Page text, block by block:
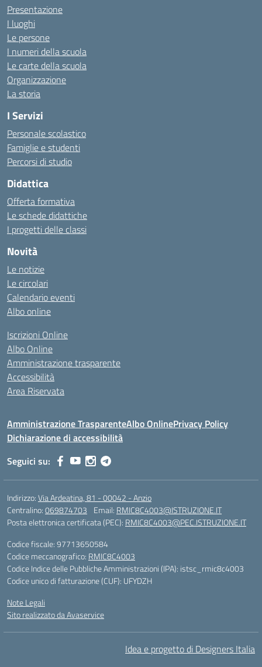
Presentazione
I luoghi
Le persone
I numeri della scuola
Le carte della scuola
Organizzazione
La storia
I Servizi
Personale scolastico
Famiglie e studenti
Percorsi di studio
Didattica
Offerta formativa
Le schede didattiche
I progetti delle classi
Novità
Le notizie
Le circolari
Calendario eventi
Albo online
Iscrizioni Online
Albo Online
Amministrazione trasparente
Accessibilità
Area Riservata
Amministrazione TrasparenteAlbo OnlinePrivacy Policy
Dichiarazione di accessibilità
Seguici su:
Indirizzo:Via Ardeatina, 81 - 00042 - Anzio
Centralino:069874703 Email: RMIC8C4003@ISTRUZIONE.IT
Posta elettronica certificata (PEC): RMIC8C4003@PEC.ISTRUZIONE.IT
Codice fiscale: 97713650584
Codice meccanografico: RMIC8C4003
Codice Indice delle Pubbliche Amministrazioni (IPA): istsc_rmic8c4003
Codice unico di fatturazione (CUF): UFYDZH
Note Legali
Sito realizzato da Avaservice
Idea e progetto di Designers Italia